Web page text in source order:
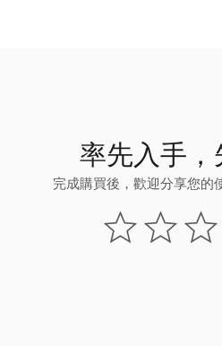
率先入手，
完成購買後，歡迎分享您的